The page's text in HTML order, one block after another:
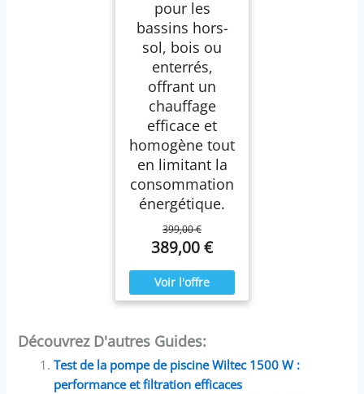
pour les
bassins hors-
sol, bois ou
enterrés,
offrant un
chauffage
efficace et
homogène tout
en limitant la
consommation
énergétique.
399,00 €
389,00 €
Découvrez D'autres Guides:
Test de la pompe de piscine Wiltec 1500 W :
performance et filtration efficaces